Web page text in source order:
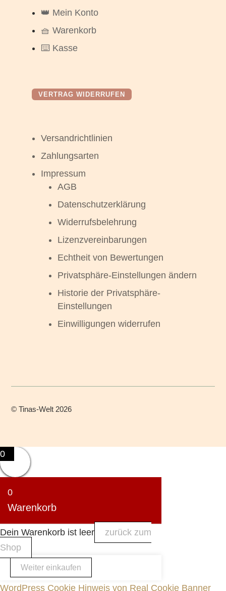
👑 Mein Konto
🧺 Warenkorb
⌨️ Kasse
VERTRAG WIDERRUFEN
Versandrichtlinien
Zahlungsarten
Impressum
AGB
Datenschutzerklärung
Widerrufsbelehrung
Lizenzvereinbarungen
Echtheit von Bewertungen
Privatsphäre-Einstellungen ändern
Historie der Privatsphäre-
Einstellungen
Einwilligungen widerrufen
©Tinas-Welt 2026
0
0
Warenkorb
Dein Warenkorb ist leer
zurück zum
Shop
Weiter einkaufen
WordPress Cookie Hinweis von Real Cookie Banner